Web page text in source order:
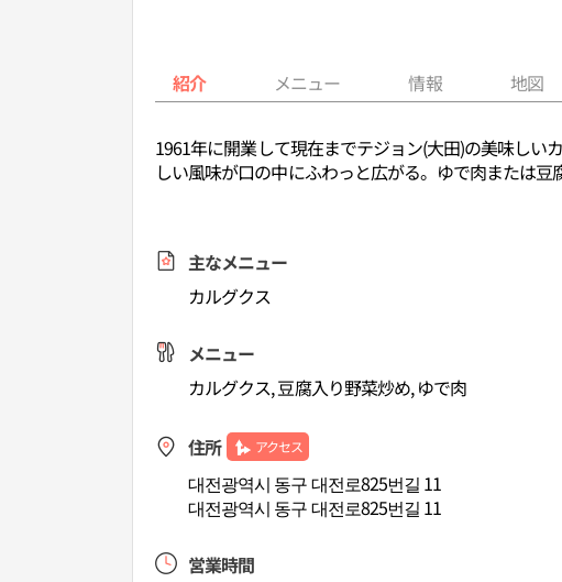
紹介 メニュー 情報 地図
1961年に開業して現在までテジョン(大田)の美味し
しい風味が口の中にふわっと広がる。ゆで肉または
主なメニュー
カルグクス
メニュー
カルグクス, 豆腐入り野菜炒め, ゆで肉
住所 アクセス
대전광역시 동구 대전로825번길 11
대전광역시 동구 대전로825번길 11
営業時間